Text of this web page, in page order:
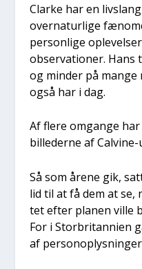
Clar­ke har en
over­na­tur­li­ge
per­son­li­ge
obser­va­tio­ner. Hans
og min­der på man­ge
også har i dag.
Af fle­re omgan­ge
bil­le­der­ne af
Så som åre­ne gik,
lid til at få dem at
tet efter pla­nen vil­le
For i Stor­bri­tan­ni­en
af